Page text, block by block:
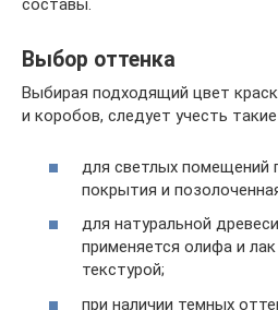
составы.
Выбор оттенка
Выбирая подходящий цвет
и коробов, следует учесть
для светлых помещений
покрытия и
для натуральной
применяется олифа и
текстурой;
при наличии темных